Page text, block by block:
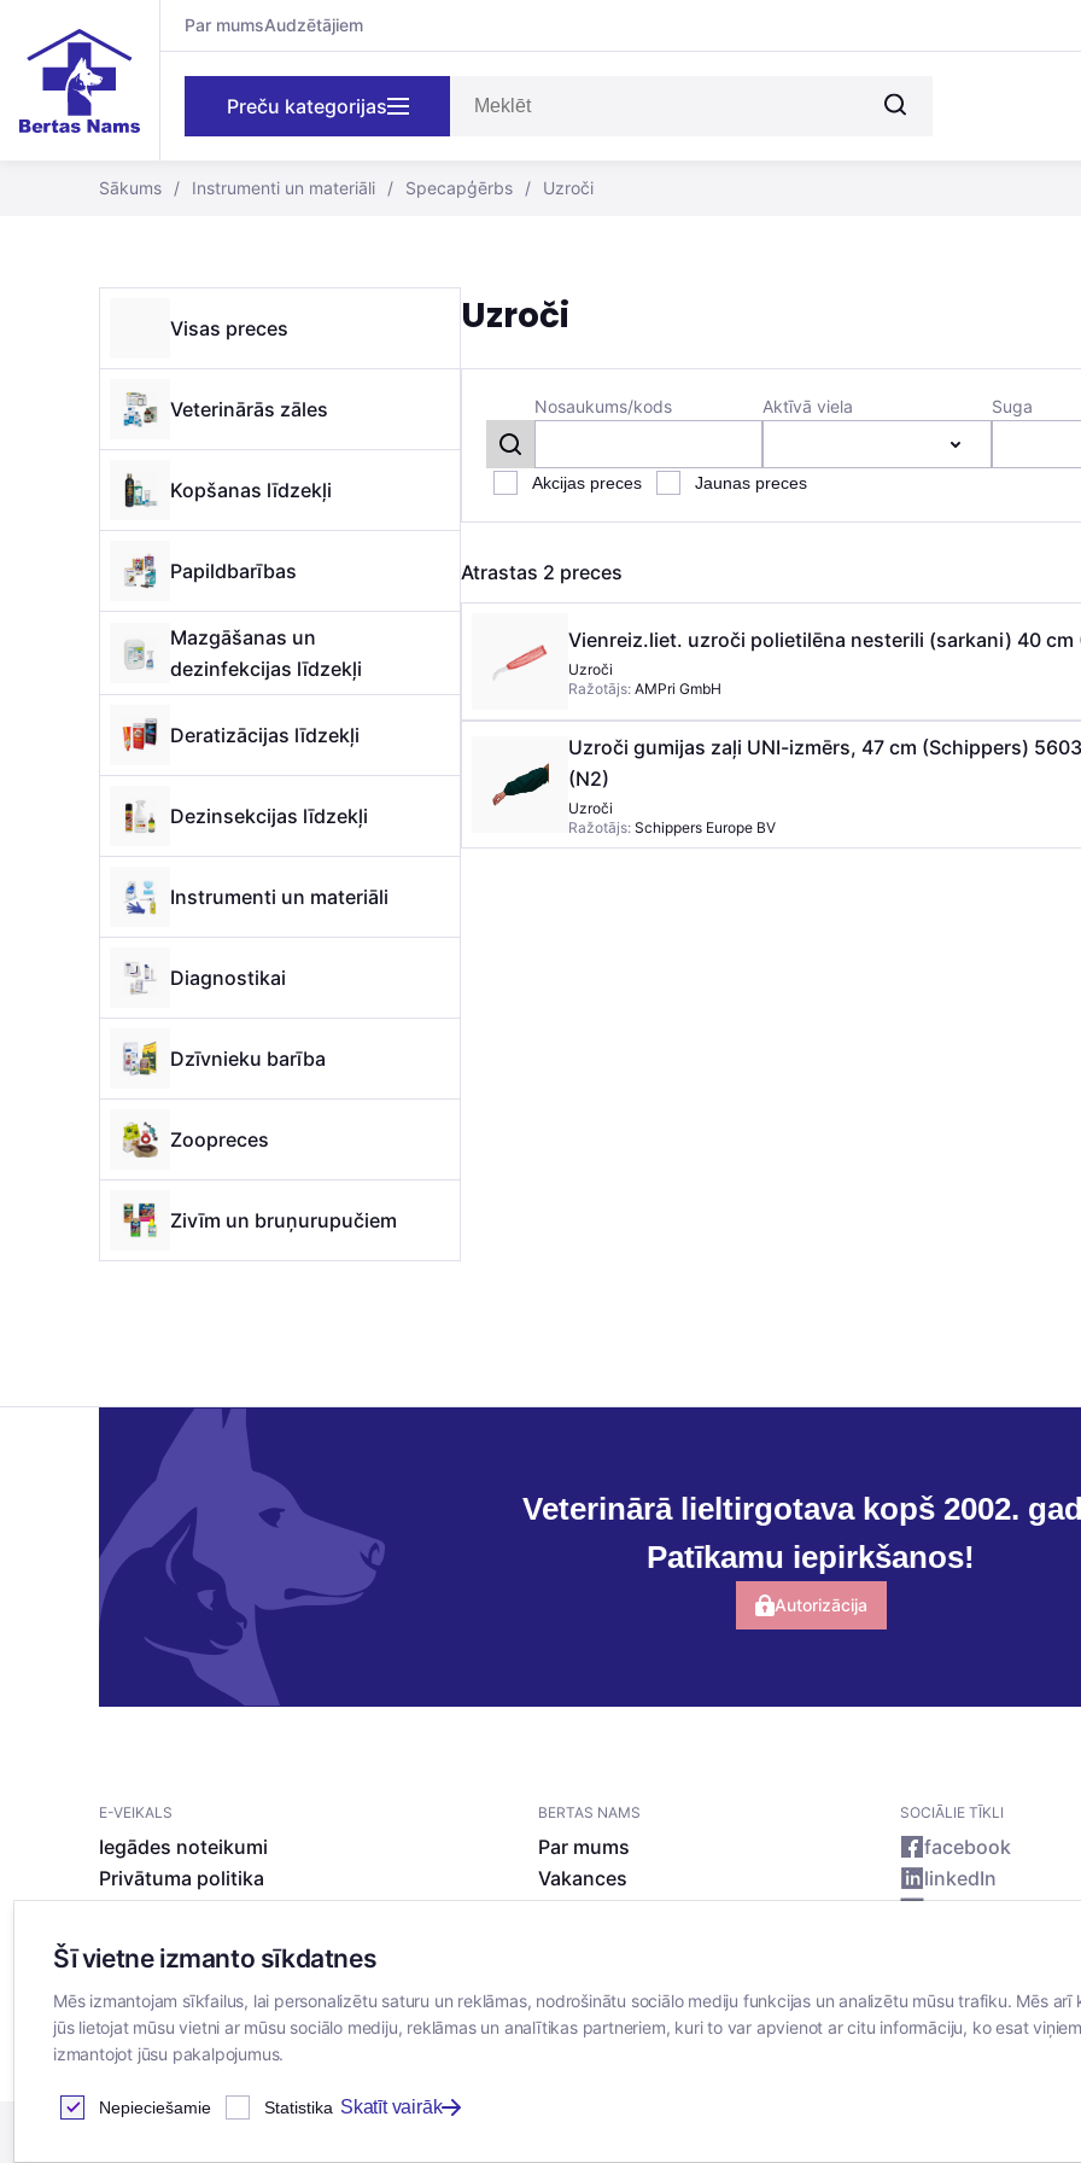
Par mumsAudzētājiem
Preču kategorijas
Sākums / Instrumenti un materiāli / Specapģērbs / Uzroči
Visas preces
Veterinārās zāles
Kopšanas līdzekļi
Papildbarības
Mazgāšanas un
dezinfekcijas līdzekļi
Deratizācijas līdzekļi
Dezinsekcijas līdzekļi
Instrumenti un materiāli
Diagnostikai
Dzīvnieku barība
Zoopreces
Zivīm un bruņurupučiem
Uzroči
Nosaukums/kods Aktīvā viela Suga
Akcijas preces Jaunas preces
Atrastas 2 preces
Vienreiz.liet. uzroči polietilēna nesterili (sarkani) 40 cm
Uzroči
Ražotājs: AMPri GmbH
Uzroči gumijas zaļi UNI-izmērs, 47 cm (Schippers)
(N2)
Uzroči
Ražotājs: Schippers Europe BV
Veterinārā lieltirgotava kopš 2002.
Patīkamu iepirkšanos!
Autorizācija
E-VEIKALS
Iegādes noteikumi
Privātuma politika
BERTAS NAMS
Par mums
Vakances
SOCIĀLIE TĪKLI
facebook
linkedIn
Šī vietne izmanto sīkdatnes
Mēs izmantojam sīkfailus, lai personalizētu saturu un reklāmas, nodrošinātu sociālo mediju funkcijas un analizētu mūsu trafiku. Mēs
jūs lietojat mūsu vietni ar mūsu sociālo mediju, reklāmas un analītikas partneriem, kuri to var apvienot ar citu informāciju, ko esat
izmantojot jūsu pakalpojumus.
Nepieciešamie Statistika Skatīt vairāk